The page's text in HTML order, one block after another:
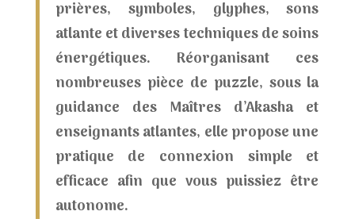
prières, symboles, glyphes, sons
atlante et diverses techniques de soins
énergétiques. Réorganisant ces
nombreuses pièce de puzzle, sous la
guidance des Maîtres d’Akasha et
enseignants atlantes, elle propose une
pratique de connexion simple et
efficace afin que vous puissiez être
autonome.